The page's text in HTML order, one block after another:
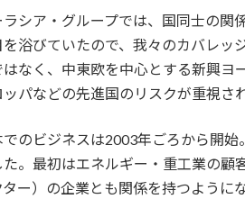
ラシア・グループでは、国同士の関
を浴びていたので、我々のカバレッ
はなく、中東欧を中心とする新興ヨ
ッパなどの先進国のリスクが重視さ
でのビジネスは2003年ごろから開
た。最初はエネルギー・重工業の顧
ター）の企業とも関係を持つように